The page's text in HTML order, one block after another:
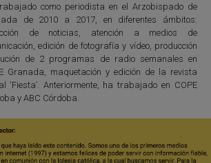
como periodista en el Arzobispado de
de 2010 a 2017, en diferentes ámbitos:
de noticias, atención a medios de
edición de fotografía y vídeo, producción
de 2 programas de radio semanales en
Granada, maquetación y edición de la revista
‘Fiesta’. Anteriormente, ha trabajado en COPE
y ABC Córdoba.